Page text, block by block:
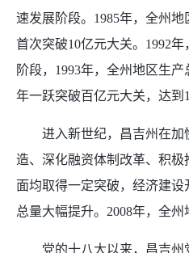
速发展阶段。1985年，全州地
首次突破10亿元大关。1992
阶段，1993年，全州地区生
年一跃突破百亿元大关，达到
进入新世纪，昌吉州在加
造、深化融资体制改革、积
面均取得一定突破，经济建
总量大幅提升。2008年，全州
党的十八大以来，昌吉州